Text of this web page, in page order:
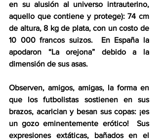
en su alusión al universo intrauterino,
aquello que contiene y protege): 74 cm
de altura, 8 kg de plata, con un costo de
10 000 francos suizos.  En España la
apodaron “La orejona” debido a la
dimensión de sus asas.
Observen, amigos, amigas, la forma en
que los futbolistas sostienen en sus
brazos, acarician y besan sus copas: ¡es
un gozo eminentemente erótico!  Sus
expresiones extáticas, bañados en el